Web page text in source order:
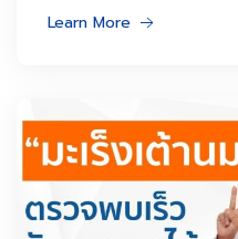
Learn More